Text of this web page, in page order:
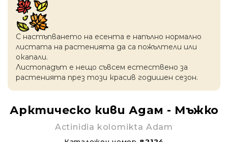
С настъпването на есентa е напълно нормално
листата на растенията да са пожълтели или
окапaли.
Листопадът е нещо съвсем естествено за
растенията през този красив годишен сезон.
Арктическo киви Адам - Мъжко
Actinidia kolomikta Adam